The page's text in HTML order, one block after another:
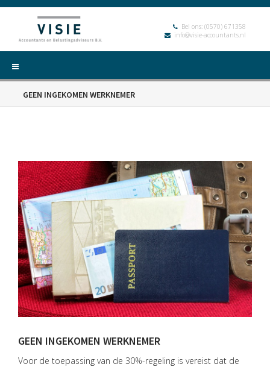
Bel ons: (0570) 671358
info@visie-accountants.nl
GEEN INGEKOMEN WERKNEMER
GEEN INGEKOMEN WERKNEMER
Voor de toepassing van de 30%-regeling is vereist dat de